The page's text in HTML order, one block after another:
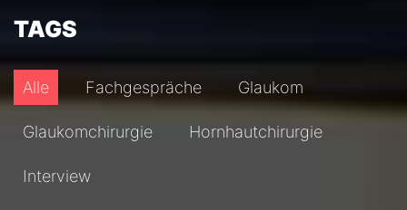
TAGS
Alle Fachgespräche Glaukom
Glaukomchirurgie Hornhautchirurgie
Interview